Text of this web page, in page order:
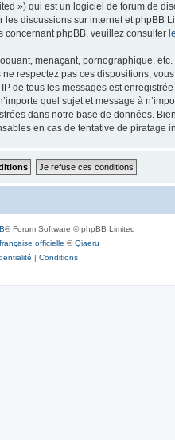
») qui est un logiciel de forum de
discussions sur internet et phpBB
concernant phpBB, veuillez consulter
menaçant, pornographique,
respectez pas ces dispositions,
de tous les messages est
quel sujet et message à
dans notre base de données.
en cas de tentative de piratage
® Forum Software © phpBB Limited
officielle ©Qiaeru
| Conditions